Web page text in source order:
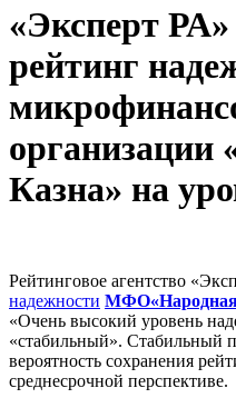
«Эксперт
рейтинг
организации
Казна» на
Рейтинговое агентство
надежности МФО«Народная
«Очень высокий уровень
«стабильный». Стабильный
вероятность сохранения
среднесрочной перспективе.